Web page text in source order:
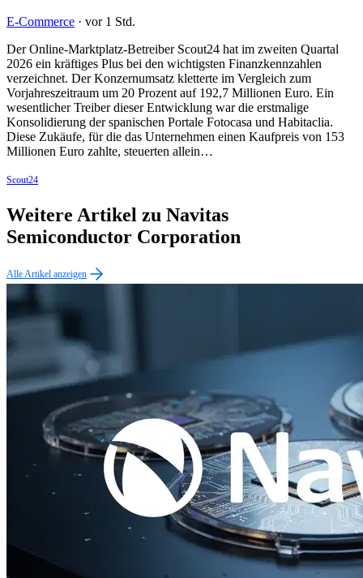
E-Commerce · vor 1 Std.
Der Online-Marktplatz-Betreiber Scout24 hat im zweiten Quartal
2026 ein kräftiges Plus bei den wichtigsten Finanzkennzahlen
verzeichnet. Der Konzernumsatz kletterte im Vergleich zum
Vorjahreszeitraum um 20 Prozent auf 192,7 Millionen Euro. Ein
wesentlicher Treiber dieser Entwicklung war die erstmalige
Konsolidierung der spanischen Portale Fotocasa und Habitaclia.
Diese Zukäufe, für die das Unternehmen einen Kaufpreis von 153
Millionen Euro zahlte, steuerten allein…
Scout24
Weitere Artikel zu Navitas
Semiconductor Corporation
Alle Artikel anzeigen